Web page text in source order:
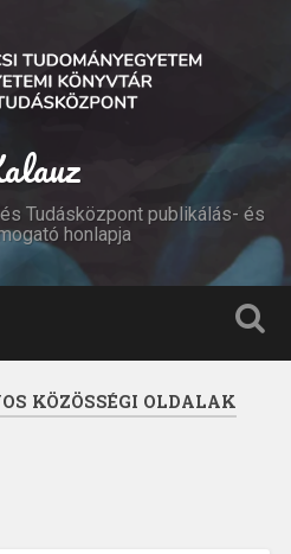
Tudásközpont publikálás- és
honlapja
KÖZÖSSÉGI OLDALAK